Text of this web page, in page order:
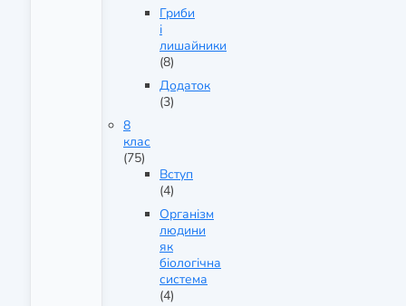
Гриби
і
лишайники
(8)
Додаток
(3)
8
клас
(75)
Вступ
(4)
Організм
людини
як
біологічна
система
(4)